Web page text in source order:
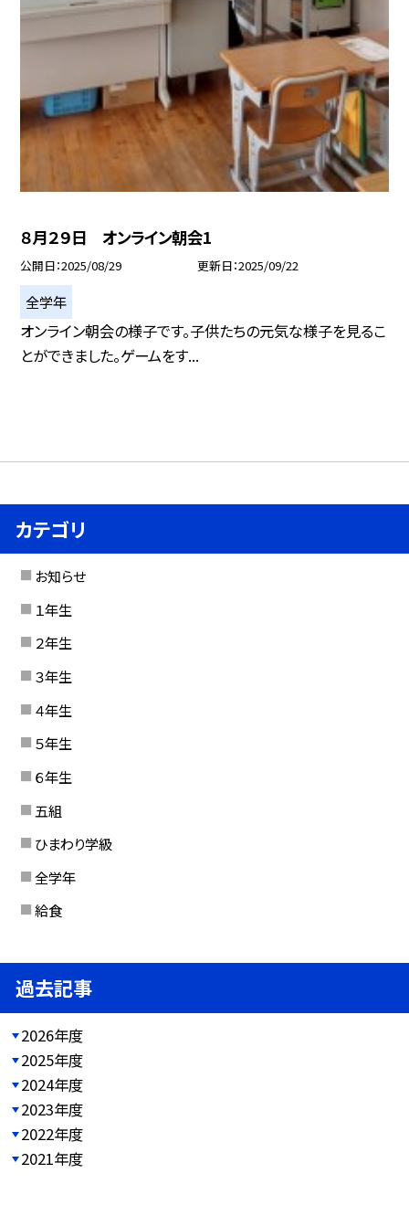
８月２９日 オンライン朝会1
公開日 2025/08/29 更新日 2025/09/22
全学年
オンライン朝会の様子です。子供たちの元気な様子を見るこ
とができました。ゲームをす...
カテゴリ
お知らせ
１年生
２年生
３年生
４年生
５年生
６年生
五組
ひまわり学級
全学年
給食
過去記事
2026年度
2025年度
2024年度
2023年度
2022年度
2021年度